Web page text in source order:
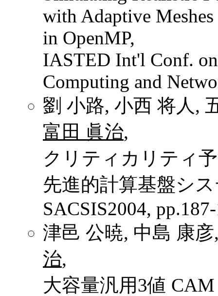
with Adaptive
in OpenMP,
IASTED Int'l Conf.
Computing and
劉 小路, 小西 将人,
富田 眞治,
クリティカリティ
先進的計算基盤シ
SACSIS2004,
津邑 公暁, 中島 康
治,
大容量汎用3値